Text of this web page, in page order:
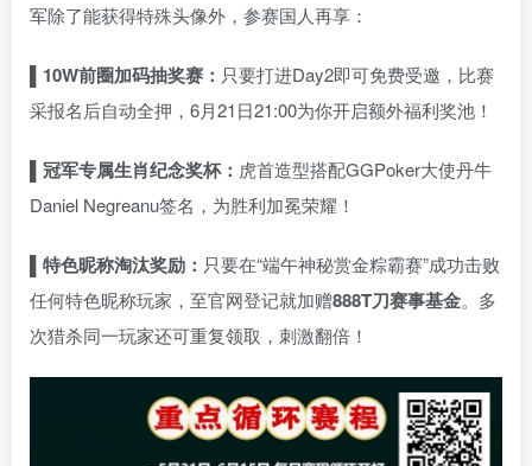
军除了能获得特殊头像外，参赛国人再享：
▌10W前圈加码抽奖赛： 只要打进Day2即可免费受邀，比赛
采报名后自动全押，6月21日21:00为你开启额外福利奖池！
冠军专属生肖纪念奖杯： 虎首造型搭配GGPoker大使丹牛
Daniel Negreanu签名，为胜利加冕荣耀！
特色昵称淘汰奖励： 只要在“端午神秘赏金粽霸赛”成功击败
任何特色昵称玩家，至官网登记就加赠888T刀赛事基金。多
次猎杀同一玩家还可重复领取，刺激翻倍！